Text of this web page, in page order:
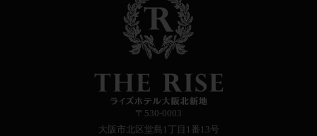
〒530-0003
大阪市北区堂島1丁目1番13号